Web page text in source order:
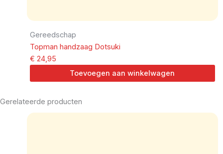
Gereedschap
Topman handzaag Dotsuki
€ 24,95
Toevoegen aan winkelwagen
Gerelateerde producten